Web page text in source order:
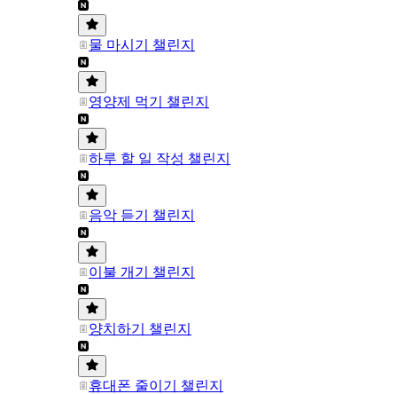
물 마시기 챌린지
영양제 먹기 챌린지
하루 할 일 작성 챌린지
음악 듣기 챌린지
이불 개기 챌린지
양치하기 챌린지
휴대폰 줄이기 챌린지